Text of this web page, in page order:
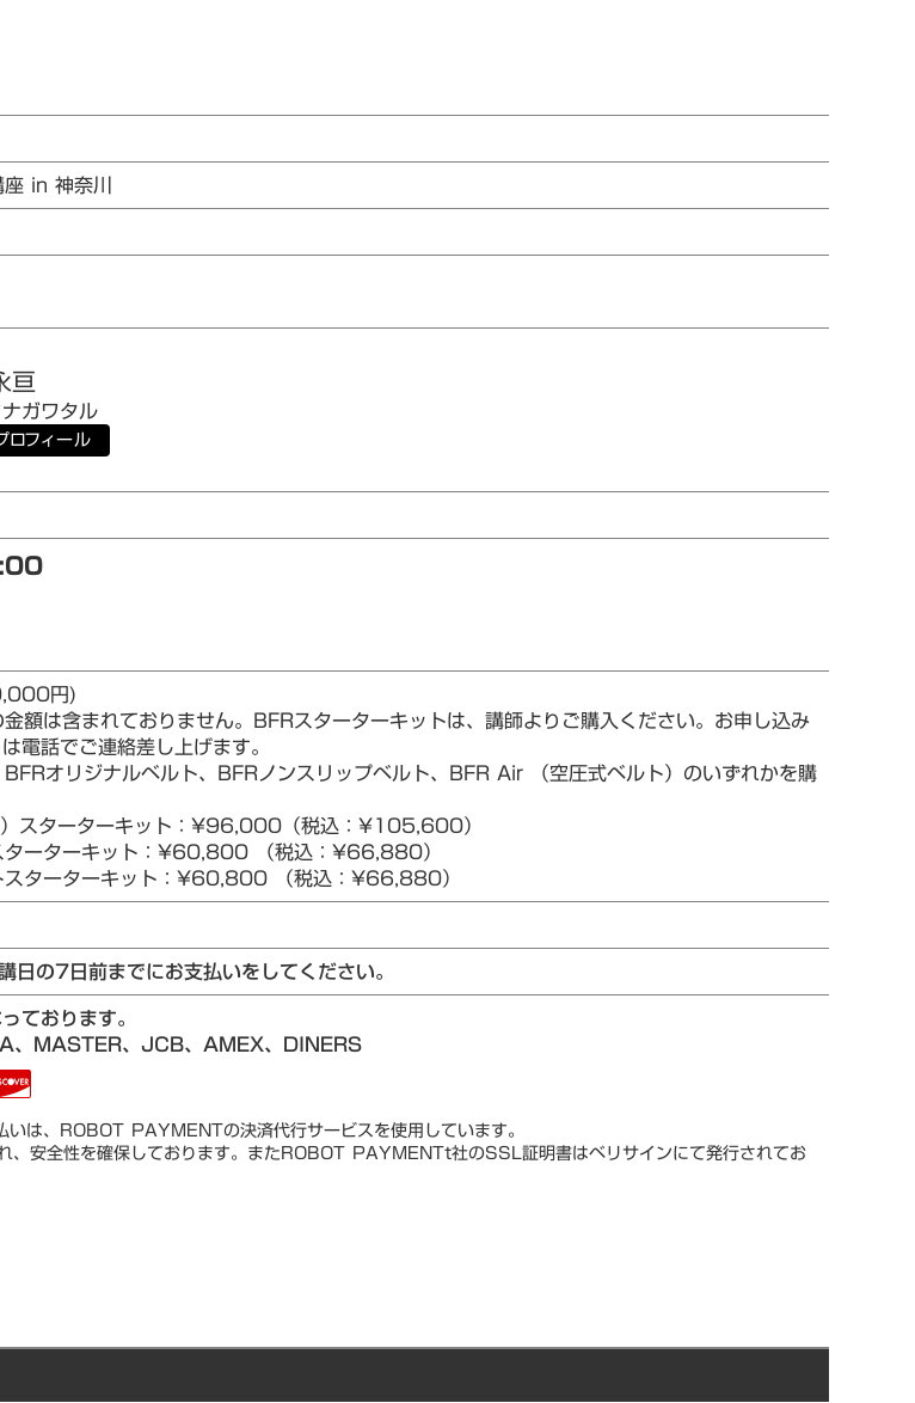
in 神奈川
亘
ガワタル
ロフィール
円)
額は含まれておりません。BFRスターターキットは、講師よりご購入ください。お申し込み
電話でご連絡差し上げます。
オリジナルベルト、BFRノンスリップベルト、BFR Air （空圧式ベルト）のいずれかを購
スターターキット：¥96,000（税込：¥105,600）
ターターキット：¥60,800 （税込：¥66,880）
スターターキット：¥60,800 （税込：¥66,880）
の7日前までにお支払いをしてください。
ております。
、MASTER、JCB、AMEX、DINERS
いは、ROBOT PAYMENTの決済代行サービスを使用しています。
、安全性を確保しております。またROBOT PAYMENTt社のSSL証明書はベリサインにて発行されてお